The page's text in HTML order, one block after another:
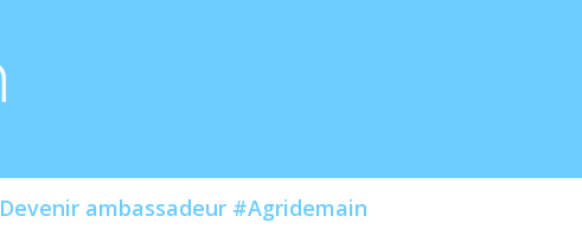
Devenir ambassadeur #Agridemain